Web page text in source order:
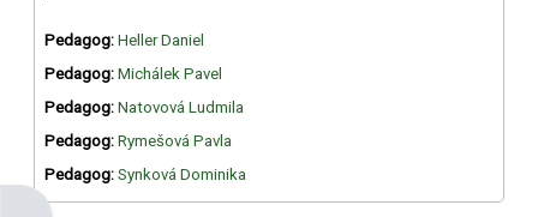
Pedagog: Heller Daniel
Pedagog: Michálek Pavel
Pedagog: Natovová Ludmila
Pedagog: Rymešová Pavla
Pedagog: Synková Dominika